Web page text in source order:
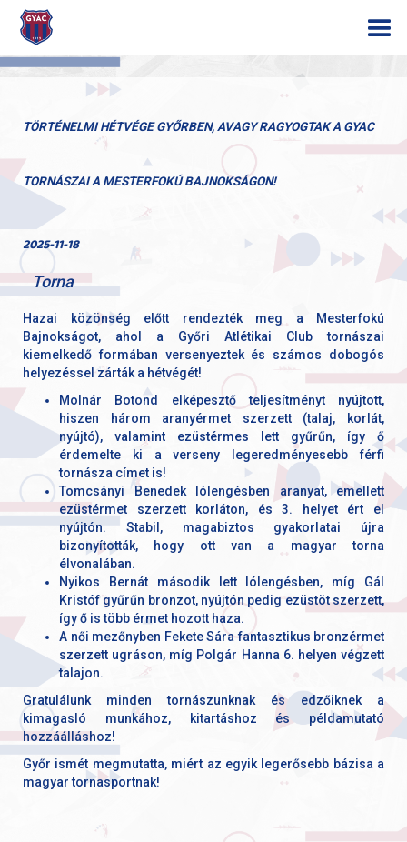
TÖRTÉNELMI HÉTVÉGE GYŐRBEN, AVAGY RAGYOGTAK A GYAC
TORNÁSZAI A MESTERFOKÚ BAJNOKSÁGON!
2025-11-18
Torna
Hazai közönség előtt rendezték meg a Mesterfokú
Bajnokságot, ahol a Győri Atlétikai Club tornászai
kiemelkedő formában versenyeztek és számos dobogós
helyezéssel zárták a hétvégét!
Molnár Botond elképesztő teljesítményt nyújtott,
hiszen három aranyérmet szerzett (talaj, korlát,
nyújtó), valamint ezüstérmes lett gyűrűn, így ő
érdemelte ki a verseny legeredményesebb férfi
tornásza címet is!
Tomcsányi Benedek lólengésben aranyat, emellett
ezüstérmet szerzett korláton, és 3. helyet ért el
nyújtón. Stabil, magabiztos gyakorlatai újra
bizonyították, hogy ott van a magyar torna
élvonalában.
Nyikos Bernát második lett lólengésben, míg Gál
Kristóf gyűrűn bronzot, nyújtón pedig ezüstöt szerzett,
így ő is több érmet hozott haza.
A női mezőnyben Fekete Sára fantasztikus bronzérmet
szerzett ugráson, míg Polgár Hanna 6. helyen végzett
talajon.
Gratulálunk minden tornászunknak és edzőiknek a
kimagasló munkához, kitartáshoz és példamutató
hozzáálláshoz!
Győr ismét megmutatta, miért az egyik legerősebb bázisa a
magyar tornasportnak!